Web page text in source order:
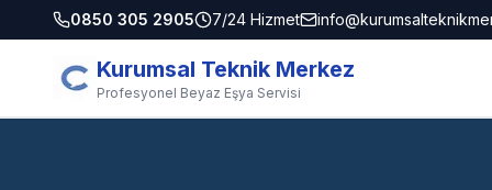
0850 305 2905 7/24 Hizmet
Kurumsal Teknik Merkez
Profesyonel Beyaz Eşya Servisi